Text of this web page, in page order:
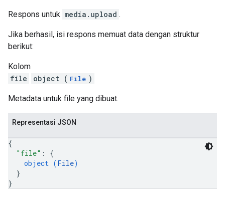
Respons untuk media.upload .
Jika berhasil, isi respons memuat data dengan struktur
berikut:
Kolom
file
object ( File )
Metadata untuk file yang dibuat.
Representasi JSON
{
"file" : {
object (File)
}
}